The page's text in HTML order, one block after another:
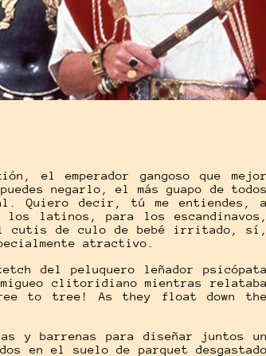
el emperador gangoso que mejor
negarlo, el más guapo de todos
Quiero decir, tú me entiendes, a
los latinos, para los escandinavos,
cutis de culo de bebé irritado, sí,
atractivo.
del peluquero leñador psicópata
clitoridiano mientras relataba
to tree! As they float down the
y barrenas para diseñar juntos un
en el suelo de parquet desgastado